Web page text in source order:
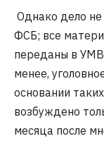
Однако дело не
ФСБ; все
переданы в
менее,
основании
возбуждено
месяца после